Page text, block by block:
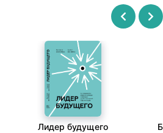
Лидер будущего